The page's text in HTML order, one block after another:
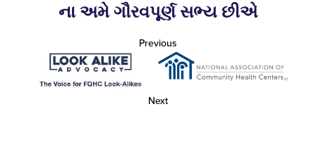
ના અમે ગૌરવપૂર્ણ સભ્ય છીએ
Previous
Next